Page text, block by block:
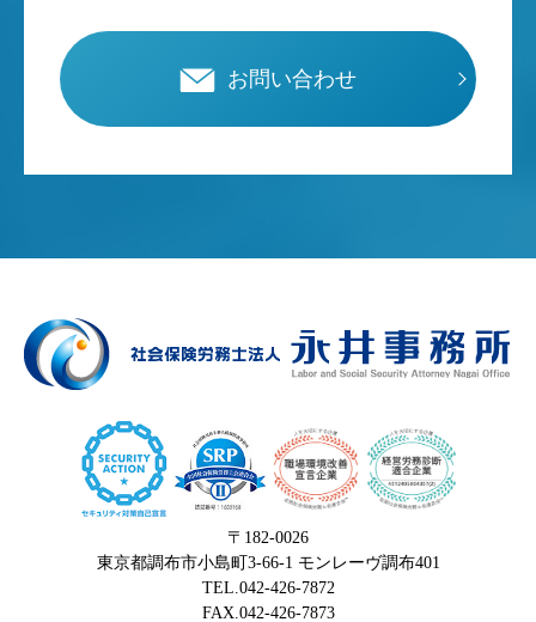
お問い合わせ
〒182-0026
東京都調布市小島町3-66-1 モンレーヴ調布401
TEL.042-426-7872
FAX.042-426-7873